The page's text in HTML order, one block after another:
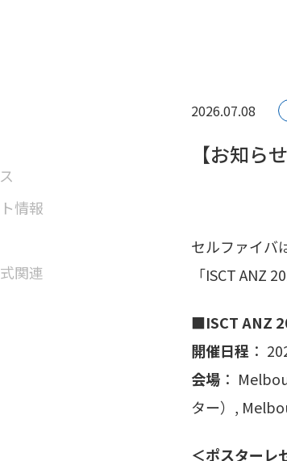
2026.07.08
【お知ら
セルファイバ
「ISCT ANZ
■ISCT ANZ
開催日程 ：
会場 ：
ター）,
＜ポスターレ
情報
関連